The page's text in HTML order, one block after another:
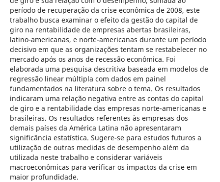
período de recuperação da crise econômica de 2008, este
trabalho busca examinar o efeito da gestão do capital de
giro na rentabilidade de empresas abertas brasileiras,
latino-americanas, e norte-americanas durante um período
decisivo em que as organizações tentam se restabelecer no
mercado após os anos de recessão econômica. Foi
elaborada uma pesquisa descritiva baseada em modelos de
regressão linear múltipla com dados em painel
fundamentados na literatura sobre o tema. Os resultados
indicaram uma relação negativa entre as contas do capital
de giro e a rentabilidade das empresas norte-americanas e
brasileiras. Os resultados referentes às empresas dos
demais países da América Latina não apresentaram
significância estatística. Sugere-se para estudos futuros a
utilização de outras medidas de desempenho além da
utilizada neste trabalho e considerar variáveis
macroeconômicas para verificar os impactos da crise em
maior profundidade.